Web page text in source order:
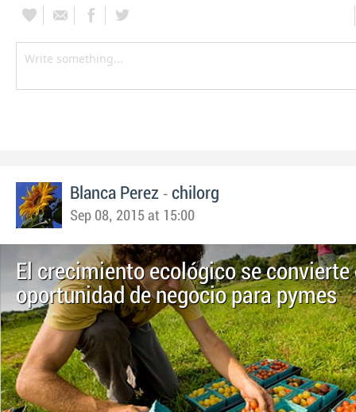
Blanca Perez - chilorg
Sep 08, 2015 at 15:00
El crecimiento ecológico se convierte
oportunidad de negocio para pymes